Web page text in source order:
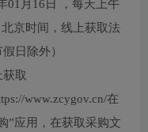
01月16日
，每天上午
北京时间，线上获取法
日除外）
取
www.zcygov.cn/在
”应用，在获取采购文